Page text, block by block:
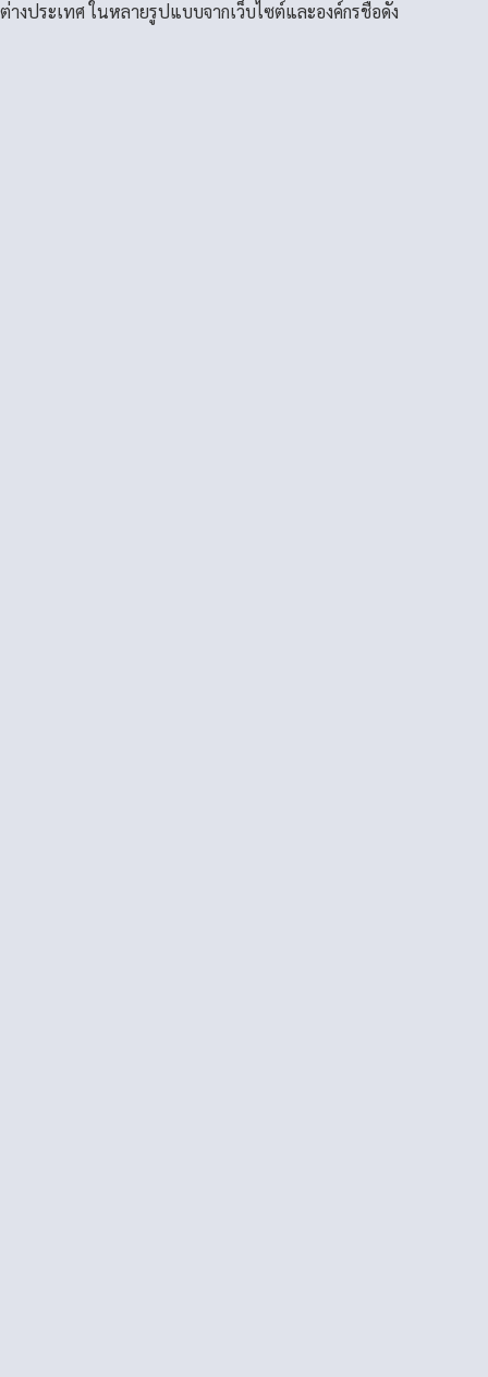
ต่างประเทศ ในหลายรูปแบบจากเว็บไซต์และองค์กรชื่อดัง